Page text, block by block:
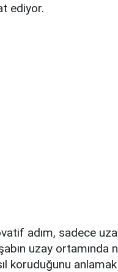
ediyor.
adım, sadece
uzay ortamında
koruduğunu